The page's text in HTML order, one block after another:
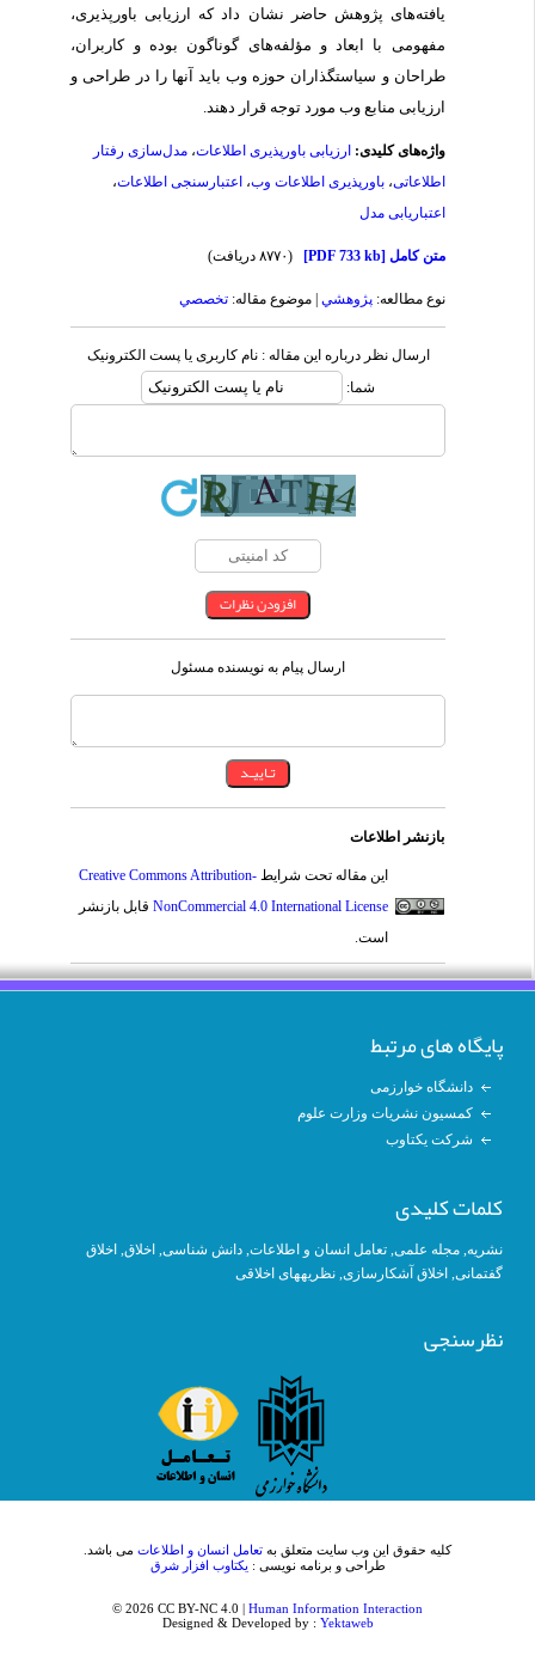
یافته‌های پژوهش حاضر نشان داد که ارزیابی باورپذیری،
مفهومی با ابعاد و مؤلفه‌های گوناگون بوده و کاربران،
طراحان و سیاست‏گذاران حوزه وب باید آنها را در طراحی و
ارزیابی منابع وب مورد توجه قرار دهند.
واژه‌های کلیدی:ارزیابی باورپذیری اطلاعات،مدل‌سازی رفتار
اطلاعاتی، باورپذیری اطلاعات وب، اعتبارسنجی اطلاعات،
اعتباریابی مدل
متن کامل[PDF 733 kb] (۸۷۷۰ دریافت)
نوع مطالعه:پژوهشي| موضوع مقاله:تخصصي
ارسال نظر درباره این مقاله : نام کاربری یا پست الکترونیک
شما:
ارسال پیام به نویسنده مسئول
بازنشر اطلاعات
این مقاله تحت شرایطCreative Commons Attribution-
NonCommercial 4.0 International Licenseقابل بازنشر
است.
پایگاه های مرتبط
دانشگاه خوارزمی
کمسیون نشریات وزارت علوم
شرکت یکتاوب
کلمات کلیدی
نشریه,مجله علمی,تعامل انسان و اطلاعات,دانش شناسی,اخلاق,اخلاق
گفتمانی,اخلاق آشکار‎سازی ,نظریه‎های اخلاقی
نظرسنجی
کلیه حقوق این وب سایت متعلق به تعامل انسان و اطلاعاتمی باشد.
طراحی و برنامه نویسی : یکتاوب افزار شرق
© 2026 CC BY-NC 4.0 |Human Information Interaction
Designed & Developed by :Yektaweb